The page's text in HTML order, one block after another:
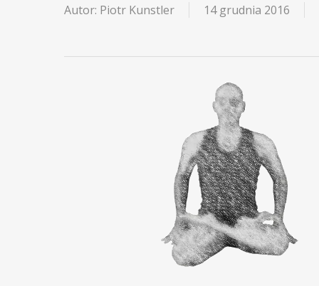
Autor: Piotr Kunstler 14 grudnia 2016